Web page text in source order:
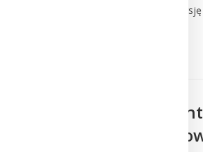
uruchomiono również
Artykuł
zakresie